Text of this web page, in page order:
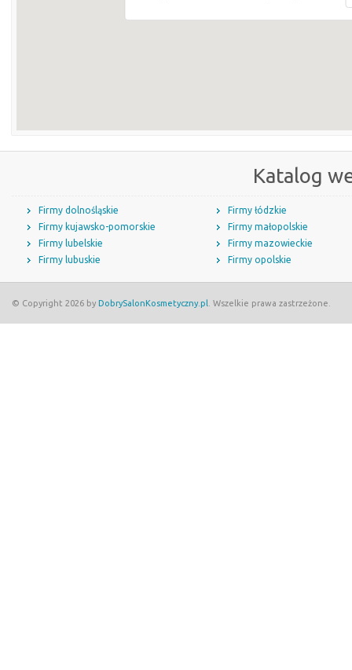
Katalog
Firmy dolnośląskie
Firmy kujawsko-pomorskie
Firmy lubelskie
Firmy lubuskie
Firmy łódzkie
Firmy małopolskie
Firmy mazowieckie
Firmy opolskie
© Copyright 2026 by DobrySalonKosmetyczny.pl . Wszelkie prawa zastrzeżone.